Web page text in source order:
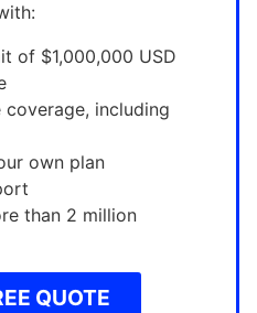
of $1,000,000 USD
including
own plan
than 2 million
QUOTE